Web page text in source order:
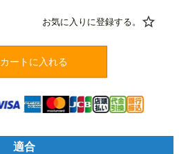
カートに入れる
適合